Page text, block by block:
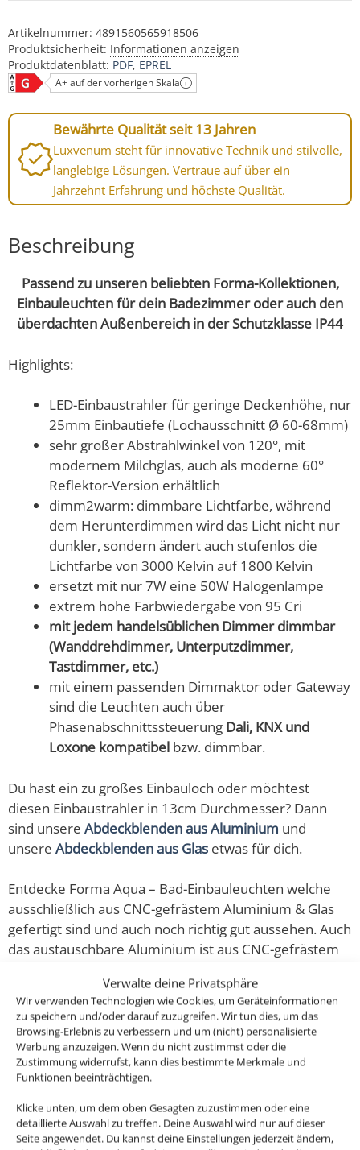
Verwalte deine Privatsphäre
Wir verwenden Technologien wie Cookies, um Geräteinformationen
zu speichern und/oder darauf zuzugreifen. Wir tun dies, um das
Browsing-Erlebnis zu verbessern und um (nicht) personalisierte
Werbung anzuzeigen. Wenn du nicht zustimmst oder die
Zustimmung widerrufst, kann dies bestimmte Merkmale und
Funktionen beeinträchtigen.
Klicke unten, um dem oben Gesagten zuzustimmen oder eine
detaillierte Auswahl zu treffen. Deine Auswahl wird nur auf dieser
Seite angewendet. Du kannst deine Einstellungen jederzeit ändern,
Artikelnummer: 4891560565918506
Produktsicherheit: Informationen anzeigen
Produktdatenblatt: PDF EPREL
A+ auf der vorherigen Skala
Bewährte Qualität seit 13 Jahren
Luxvenum steht für innovative Technik und stilvolle,
langlebige Lösungen. Vertraue auf über ein
Jahrzehnt Erfahrung und höchste Qualität.
Beschreibung
Passend zu unseren beliebten Forma-Kollektionen,
Einbauleuchten für dein Badezimmer oder auch den
überdachten Außenbereich in der Schutzklasse IP44
Highlights:
LED-Einbaustrahler für geringe Deckenhöhe, nur
25mm Einbautiefe (Lochausschnitt Ø 60-68mm)
sehr großer Abstrahlwinkel von 120°, mit
modernem Milchglas, auch als moderne 60°
Reflektor-Version erhältlich
dimm2warm: dimmbare Lichtfarbe, während
dem Herunterdimmen wird das Licht nicht nur
dunkler, sondern ändert auch stufenlos die
Lichtfarbe von 3000 Kelvin auf 1800 Kelvin
ersetzt mit nur 7W eine 50W Halogenlampe
extrem hohe Farbwiedergabe von 95 Cri
mit jedem handelsüblichen Dimmer dimmbar
(Wanddrehdimmer, Unterputzdimmer,
Tastdimmer, etc.)
mit einem passenden Dimmaktor oder Gateway
sind die Leuchten auch über
Phasenabschnittssteuerung Dali, KNX und
Loxone kompatibel bzw. dimmbar.
Du hast ein zu großes Einbauloch oder möchtest
diesen Einbaustrahler in 13cm Durchmesser? Dann
sind unsere Abdeckblenden aus Aluminium und
unsere Abdeckblenden aus Glas etwas für dich.
Entdecke Forma Aqua – Bad-Einbauleuchten welche
ausschließlich aus CNC-gefrästem Aluminium & Glas
gefertigt sind und auch noch richtig gut aussehen. Auch
das austauschbare Aluminium ist aus CNC-gefrästem
Diese ultra flachen, dimmbaren LED-Einbaustrahler im
Eisen-gebürsteten Design sehen nicht nur super edel &
modern aus, sondern erzeugen auch ein helles und
sehr angenehmes Licht für dein Badezimmer oder
90% weniger Energieverbrauch im Gegensatz zu den
alten Halogenlampen.